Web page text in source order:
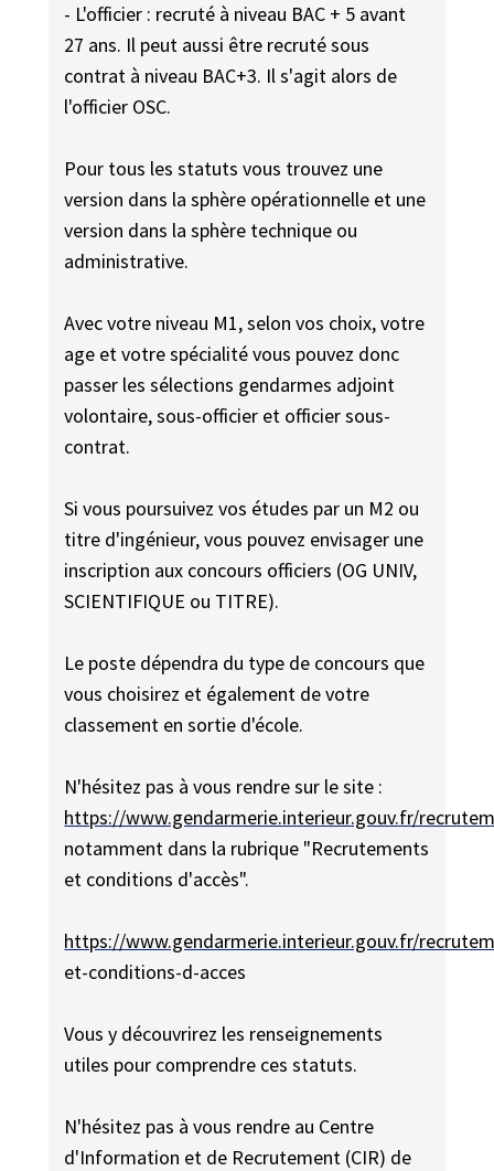
- L'officier : recruté à niveau BAC + 5 avant
27 ans. Il peut aussi être recruté sous
contrat à niveau BAC+3. Il s'agit alors de
l'officier OSC.
Pour tous les statuts vous trouvez une
version dans la sphère opérationnelle et une
version dans la sphère technique ou
administrative.
Avec votre niveau M1, selon vos choix, votre
age et votre spécialité vous pouvez donc
passer les sélections gendarmes adjoint
volontaire, sous-officier et officier sous-
contrat.
Si vous poursuivez vos études par un M2 ou
titre d'ingénieur, vous pouvez envisager une
inscription aux concours officiers (OG UNIV,
SCIENTIFIQUE ou TITRE).
Le poste dépendra du type de concours que
vous choisirez et également de votre
classement en sortie d'école.
N'hésitez pas à vous rendre sur le site :
https://www.gendarmerie.interieur.gouv.fr/
notamment dans la rubrique "Recrutements
et conditions d'accès".
https://www.gendarmerie.interieur.gouv.fr/
et-conditions-d-acces
Vous y découvrirez les renseignements
utiles pour comprendre ces statuts.
N'hésitez pas à vous rendre au Centre
d'Information et de Recrutement (CIR) de